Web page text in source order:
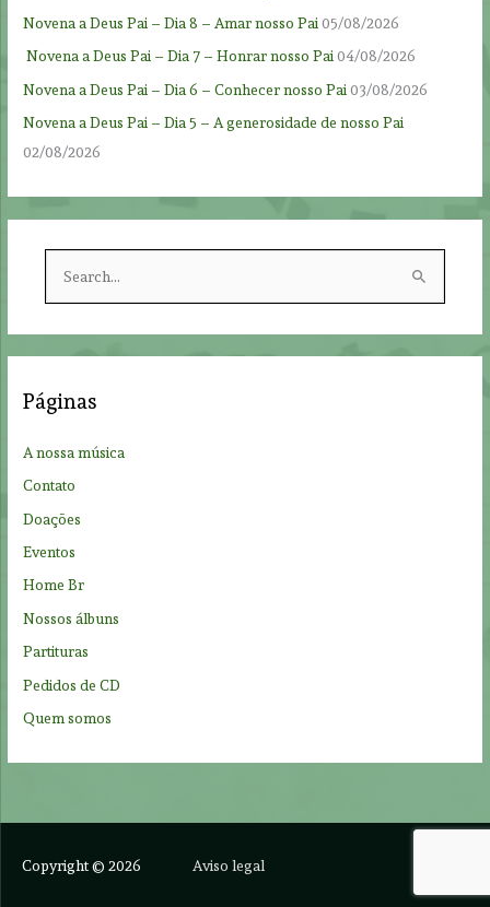
Novena a Deus Pai – Dia 8 – Amar nosso Pai 05/08/2026
Novena a Deus Pai – Dia 7 – Honrar nosso Pai04/08/2026
Novena a Deus Pai – Dia 6 – Conhecer nosso Pai 03/08/2026
Novena a Deus Pai – Dia 5 – A generosidade de nosso Pai
02/08/2026
r
h
:
Páginas
A nossa música
Contato
Doações
Eventos
Home Br
Nossos álbuns
Partituras
Pedidos de CD
Quem somos
Copyright © 2026 Aviso legal